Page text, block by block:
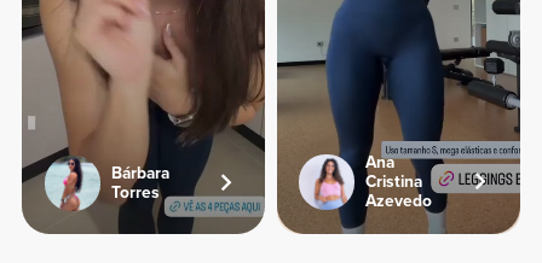
Bárbara
Torres
Ana
Cristina
Azevedo